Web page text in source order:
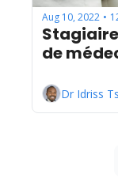
Aug 10, 2022 •
de
Dr Idriss